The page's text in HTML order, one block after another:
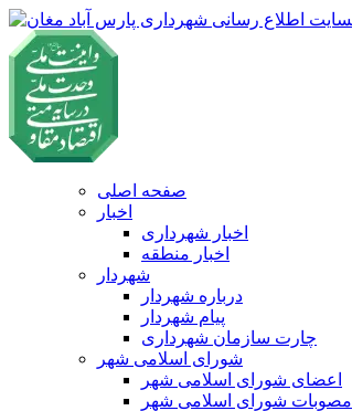
صفحه اصلی
اخبار
اخبار شهرداری
اخبار منطقه
شهردار
درباره شهردار
پیام شهردار
چارت سازمان شهرداری
شورای اسلامی شهر
اعضای شورای اسلامی شهر
مصوبات شورای اسلامی شهر